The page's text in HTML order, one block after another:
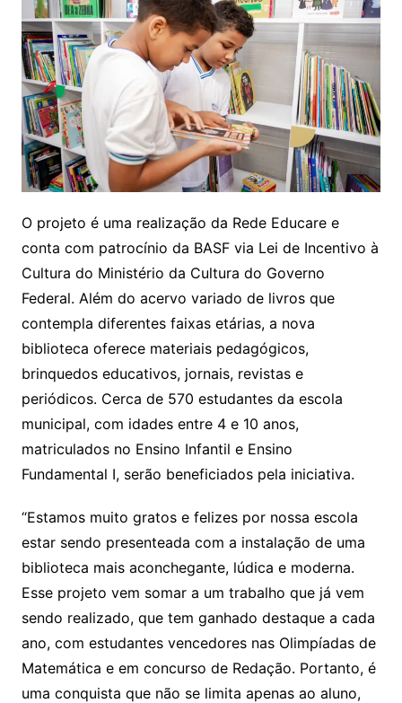
O projeto é uma realização da Rede Educare e
conta com patrocínio da BASF via Lei de Incentivo à
Cultura do Ministério da Cultura do Governo
Federal. Além do acervo variado de livros que
contempla diferentes faixas etárias, a nova
biblioteca oferece materiais pedagógicos,
brinquedos educativos, jornais, revistas e
periódicos. Cerca de 570 estudantes da escola
municipal, com idades entre 4 e 10 anos,
matriculados no Ensino Infantil e Ensino
Fundamental I, serão beneficiados pela iniciativa.
“Estamos muito gratos e felizes por nossa escola
estar sendo presenteada com a instalação de uma
biblioteca mais aconchegante, lúdica e moderna.
Esse projeto vem somar a um trabalho que já vem
sendo realizado, que tem ganhado destaque a cada
ano, com estudantes vencedores nas Olimpíadas de
Matemática e em concurso de Redação. Portanto, é
uma conquista que não se limita apenas ao aluno,